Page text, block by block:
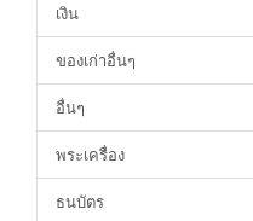
เงิน
ของเก่าอื่นๆ
อื่นๆ
พระเครื่อง
ธนบัตร